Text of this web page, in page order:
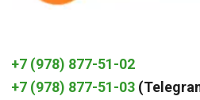
+7 (978) 877-51-02
+7 (978) 877-51-03